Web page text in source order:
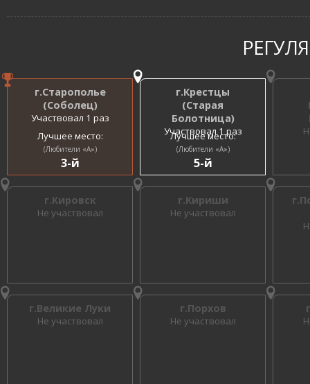
г.Старополье
(Соболец)
Участвовал 1 раз
Лучшее место:
(Любители «A»)
3-й
г.Крестцы
(Старая
Болотница)
Участвовал 1 раз
Лучшее место:
(Любители «A»)
5-й
г.Кировск
Не участвовал
г.Кириши
Не участвовал
г.Великие Луки
Не участвовал
г.Порхов
Не участвовал